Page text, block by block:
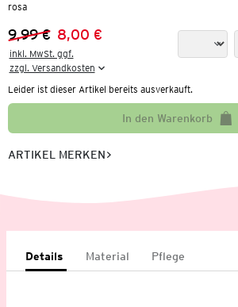
rosa
Vorheriger Preis:
9,99 €
Neuer Preis:
8,00 €
inkl. MwSt. ggf.
zzgl. Versandkosten
Leider ist dieser Artikel bereits ausverkauft.
In den Warenkorb
ARTIKEL MERKEN
Details Material Pflege